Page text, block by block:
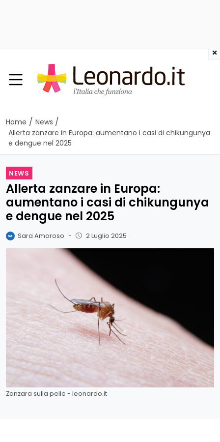
Home / News /
Allerta zanzare in Europa: aumentano i casi di chikungunya
e dengue nel 2025
NEWS
Allerta zanzare in Europa:
aumentano i casi di chikungunya
e dengue nel 2025
Sara Amoroso - 2 Luglio 2025
Zanzara sulla pelle - leonardo.it
×